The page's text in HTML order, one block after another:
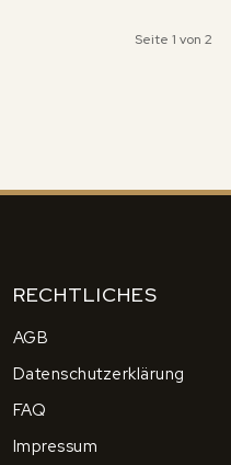
Seite 1 von 2
RECHTLICHES
AGB
Datenschutzerklärung
FAQ
Impressum